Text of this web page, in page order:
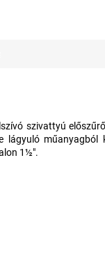
szivattyú
lágyuló
1½".